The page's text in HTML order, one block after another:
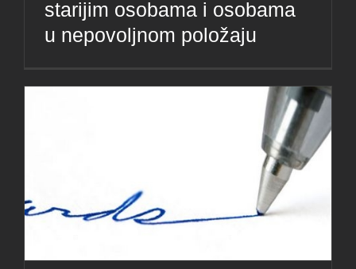
starijim osobama i osobama
u nepovoljnom položaju